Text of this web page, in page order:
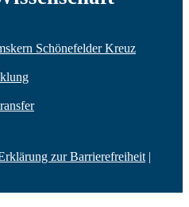
Schönefelder Kreuz
zur Barrierefreiheit|